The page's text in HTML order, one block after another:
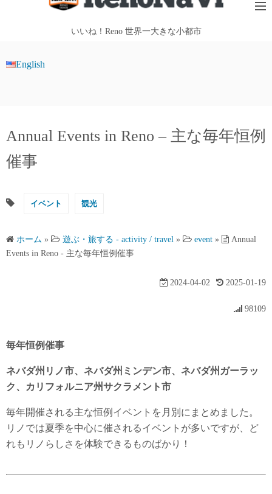
いいね！Reno 世界一大きな小都市
English
Annual Events in Reno – 主な毎年恒例
催事
イベント 観光
ホーム » 遊ぶ・旅する - activity / travel » event »
Annual
Events in Reno - 主な毎年恒例催事
2024-04-02 2025-01-19
98109
毎年恒例催事
ネバダ州リノ市、ネバダ州ミンデン市、ネバダ州ガーラッ
ク、カリフォルニア州サクラメント市
毎年開催される主な恒例イベントを月別にまとめました。
リノでは夏季を中心に催されるイベントが多いですが、ど
れもリノらしさを体験できるものばかり！